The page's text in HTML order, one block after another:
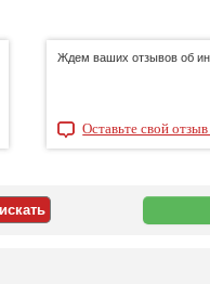
Ждем ваших отзывов об
Оставьте свой